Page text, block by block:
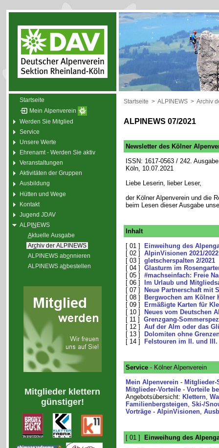
Startseite
Mein Alpenverein
Werden Sie Mitglied
Service
Unsere Werte
Ehrenamt - Werden Sie aktiv
Veranstaltungen
Aktivitäten der Gruppen
Ausbildung
Hütten und Wege
Kontakt
Jugend JDAV
ALPINEWS
Aktuelle Ausgabe
Archiv der ALPINEWS
ALPINEWS abonnieren
ALPINEWS abbestellen
Mitglieder klettern
günstiger!
Startseite > ALPINEWS > Archiv
ALPINEWS 07/2021
Newsletter des Kölner
ISSN: 1617-0563 / 242.
Köln, 10.07.2021
Liebe Leserin, lieber Leser,
der Kölner Alpenverein und die
beim Lesen dieser Ausgabe
Inhalt
[ 01 ]
Einweihung des
[ 02 ] AlpinVisionen 2021/2022
[ 03 ] gletscherspalten 2/2021
[ 04 ] Glasturm im
[ 05 ] #machseinfach: Freie
[ 06 ]
Im Urlaub und
[ 07 ]
Neue Partnerschaft mit
[ 08 ]
Bergwochen am Kölner
[ 09 ]
Ermäßigte Karten für
[ 10 ]
Neues vom Deutschen
[ 11 ] Grenzgang-
[ 12 ] Auf der Alm oder das
[ 13 ]
Dolomiten ohne
[ 14 ]
Felstouren im II. und III.
Service- Kölner Alpenverein
Mein Alpenverein- Mitglieder-
Mitglieder-Vorteile- Vorteile
Angebotsübersicht: Klettern,
Familienbergsteigen, Ski-/
Vorträge - AlpinVisionen,
[ 01 ]
Einweihung des